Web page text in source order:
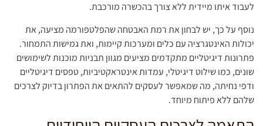
לעבוד איתו מיידית ללא צורך בהכשרה מורכבת.
נוסף על כך, יש לבחון את רמת האבטחה שהפלטפורמה מציעה, את
יכולות האינטגרציה עם כלים ומערכות קיימות, ואת גמישות התמחור.
פתרונות דיגיטליים מתקדמים מציעים מגוון תבניות מוכנות לשימושים
שונים, כמו שילוט דיגיטלי, עמדות אינטראקטיביות, טפסים דיגיטליים
ודפי נחיתה, מה שמאפשר לעסקים להתאים את הפתרון בדיוק לצרכים
שלהם ללא פיתוח מיוחד.